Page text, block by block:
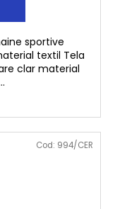
sportive
textil Tela
clar material
Cod: 994/CER